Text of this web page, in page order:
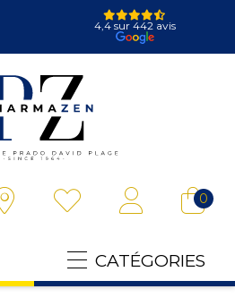
4,4 sur 442 avis
0
CATÉGORIES